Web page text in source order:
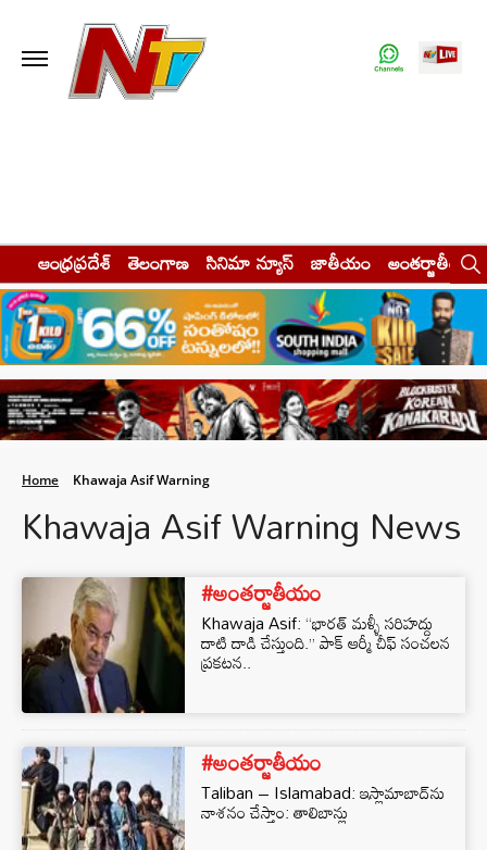
ఆంధ్రప్రదేశ్ తెలంగాణ సినిమా న్యూస్ జాతీయం అంతర్జాతీయం
Home Khawaja Asif Warning
Khawaja Asif Warning News
#అంతర్జాతీయం
Khawaja Asif: “భారత్ మళ్ళీ సరిహద్దు
దాటి దాడి చేస్తుంది.” పాక్ ఆర్మీ చీఫ్ సంచలన
ప్రకటన..
#అంతర్జాతీయం
Taliban – Islamabad: ఇస్లామాబాద్‌ను
నాశనం చేస్తాం: తాలిబాన్లు